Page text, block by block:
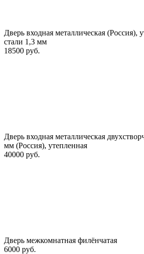
Дверь входная металлическая (Россия),
стали 1,3 мм
18500 руб.
Дверь входная металлическая
мм (Россия), утепленная
40000 руб.
Дверь межкомнатная филёнчатая
6000 руб.